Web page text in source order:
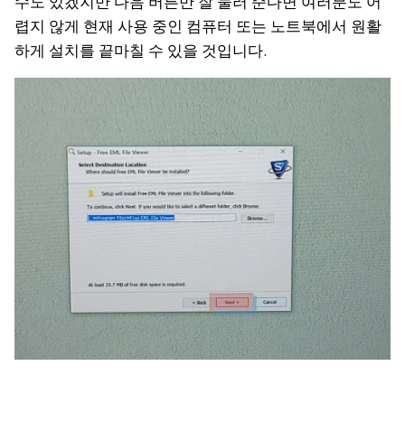
렵지 않게 현재 사용 중인 컴퓨터 또는 노트북에서 원활
하게 설치를 끝마칠 수 있을 것입니다.